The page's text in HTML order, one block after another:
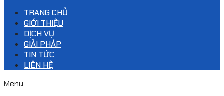
TRANG CHỦ
GIỚI THIỆU
DỊCH VỤ
GIẢI PHÁP
TIN TỨC
LIÊN HỆ
Menu